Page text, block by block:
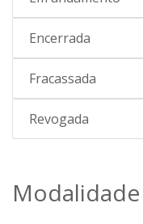
Encerrada
Fracassada
Revogada
Modalidade